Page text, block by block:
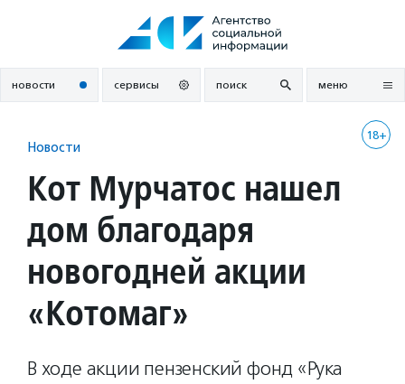
новости сервисы поиск меню
18+
Новости
Кот Мурчатос нашел
дом благодаря
новогодней акции
«Котомаг»
В ходе акции пензенский фонд «Рука